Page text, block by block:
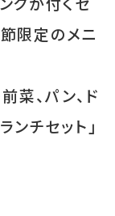
限定のメニ
菜、パン、ド
ンチセット」